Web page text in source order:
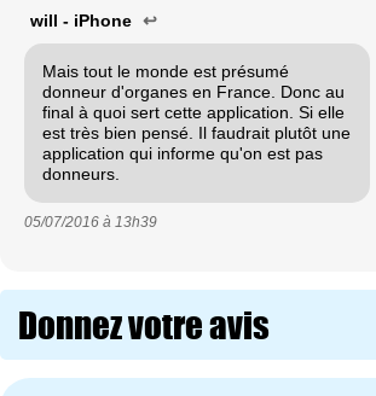
will - iPhone ↩
Mais tout le monde est présumé
donneur d'organes en France. Donc au
final à quoi sert cette application. Si elle
est très bien pensé. Il faudrait plutôt une
application qui informe qu'on est pas
donneurs.
05/07/2016 à 13h39
Donnez votre avis